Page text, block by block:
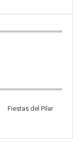
Fiestas del Pilar